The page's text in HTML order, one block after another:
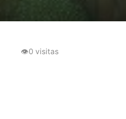
👁0 visitas